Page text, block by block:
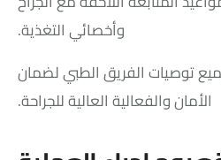
وأخصائي التغذية.
توصيات الفريق الطبي لضمان
الأمان والفعالية العالية للجراحة.